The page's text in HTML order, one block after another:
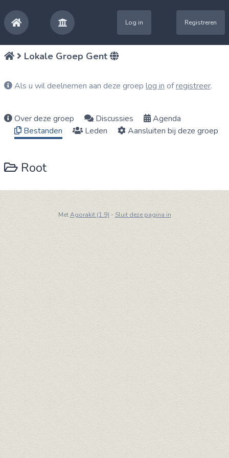
Log in Registreren
Lokale Groep Gent
Als u wil deelnemen aan deze groep log in ofregistreer.
Over deze groep Discussies
Agenda
Bestanden
Leden Aansluiten bij deze groep
Root
MetAgorakit (1.9) - Sluit deze pagina in